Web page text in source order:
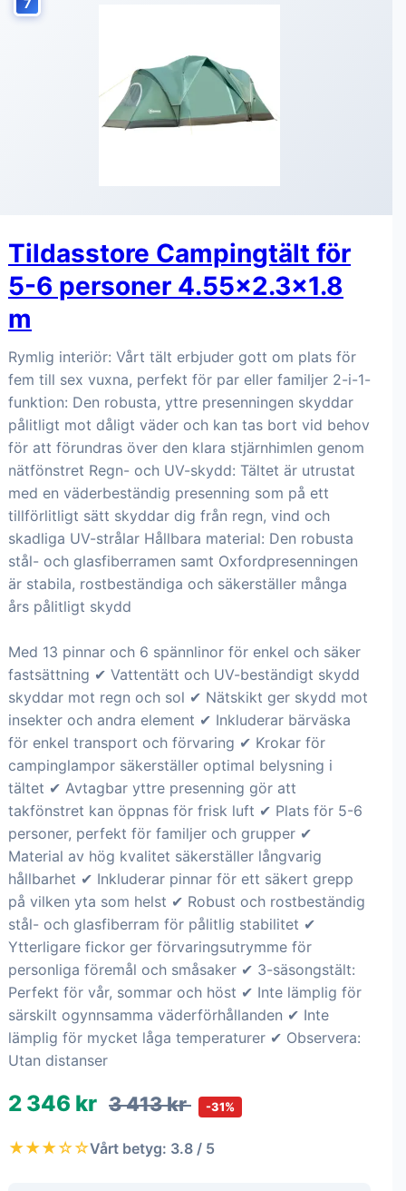
Tildasstore Campingtält för
5-6 personer 4.55x2.3x1.8
m
Rymlig interiör: Vårt tält erbjuder gott om plats för
fem till sex vuxna, perfekt för par eller familjer 2-i-1-
funktion: Den robusta, yttre presenningen skyddar
pålitligt mot dåligt väder och kan tas bort vid behov
för att förundras över den klara stjärnhimlen genom
nätfönstret Regn- och UV-skydd: Tältet är utrustat
med en väderbeständig presenning som på ett
tillförlitligt sätt skyddar dig från regn, vind och
skadliga UV-strålar Hållbara material: Den robusta
stål- och glasfiberramen samt Oxfordpresenningen
är stabila, rostbeständiga och säkerställer många
års pålitligt skydd
Med 13 pinnar och 6 spännlinor för enkel och säker
fastsättning ✔ Vattentätt och UV-beständigt skydd
skyddar mot regn och sol ✔ Nätskikt ger skydd mot
insekter och andra element ✔ Inkluderar bärväska
för enkel transport och förvaring ✔ Krokar för
campinglampor säkerställer optimal belysning i
tältet ✔ Avtagbar yttre presenning gör att
takfönstret kan öppnas för frisk luft ✔ Plats för 5-6
personer, perfekt för familjer och grupper ✔
Material av hög kvalitet säkerställer långvarig
hållbarhet ✔ Inkluderar pinnar för ett säkert grepp
på vilken yta som helst ✔ Robust och rostbeständig
stål- och glasfiberram för pålitlig stabilitet ✔
Ytterligare fickor ger förvaringsutrymme för
personliga föremål och småsaker ✔ 3-säsongstält:
Perfekt för vår, sommar och höst ✔ Inte lämplig för
särskilt ogynnsamma väderförhållanden ✔ Inte
lämplig för mycket låga temperaturer ✔ Observera:
Utan distanser
2 346 kr 3 413 kr -31%
★★★☆☆Vårt betyg: 3.8 / 5